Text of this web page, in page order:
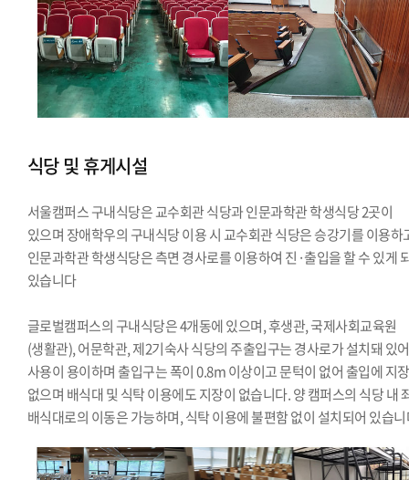
식당 및 휴게시설
서울캠퍼스 구내식당은 교수회관 식당과 인문과학관 학생식당 2곳이
있으며 장애학우의 구내식당 이용 시 교수회관 식당은 승강기를 이용하
인문과학관 학생식당은 측면 경사로를 이용하여 진·출입을 할 수 있게
있습니다
글로벌캠퍼스의 구내식당은 4개동에 있으며, 후생관, 국제사회교육원
(생활관), 어문학관, 제2기숙사 식당의 주출입구는 경사로가 설치돼 있어
사용이 용이하며 출입구는 폭이 0.8m 이상이고 문턱이 없어 출입에 지
없으며 배식대 및 식탁 이용에도 지장이 없습니다. 양 캠퍼스의 식당 내
배식대로의 이동은 가능하며, 식탁 이용에 불편함 없이 설치되어 있습